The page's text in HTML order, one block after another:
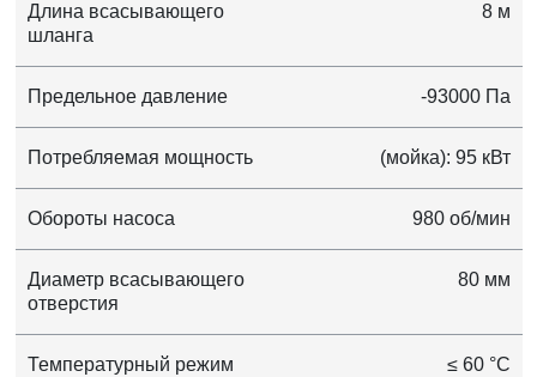
Длина всасывающего
шланга
8 м
Предельное давление -93000 Па
Потребляемая мощность (мойка): 95 кВт
Обороты насоса 980 об/мин
Диаметр всасывающего
отверстия
80 мм
Температурный режим ≤ 60 °C